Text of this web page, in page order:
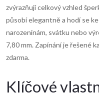
zvýrazňují celkový vzhled
působí elegantně a hodí se
narozeninám, svátku nebo
7,80 mm. Zapínání je řešené
zdarma.
Klíčové